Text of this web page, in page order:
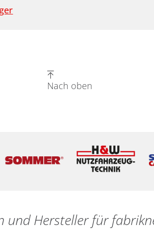
Nach oben
und Hersteller für